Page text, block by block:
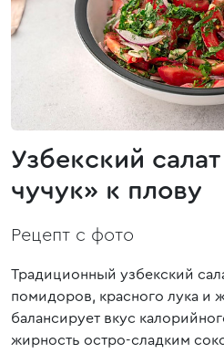
Узбекский
чучук» к плову
Рецепт с фото
Традиционный узбекский
помидоров, красного лука и
балансирует вкус
жирность остро-сладким